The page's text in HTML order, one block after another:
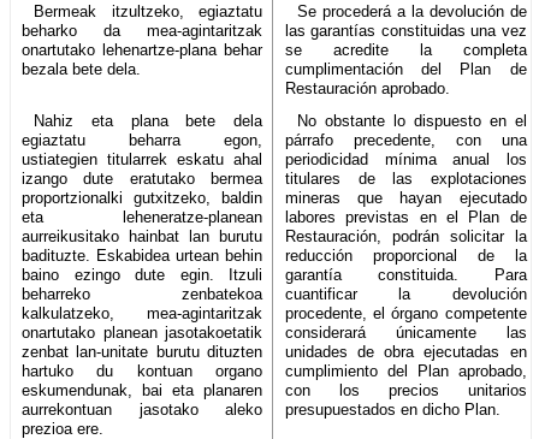
Bermeak itzultzeko, egiaztatu
beharko da mea-agintaritzak
onartutako lehenartze-plana behar
bezala bete dela.
Se procederá a la devolución de
las garantías constituidas una vez
se acredite la completa
cumplimentación del Plan de
Restauración aprobado.
Nahiz eta plana bete dela
egiaztatu beharra egon,
ustiategien titularrek eskatu ahal
izango dute eratutako bermea
proportzionalki gutxitzeko, baldin
eta leheneratze-planean
aurreikusitako hainbat lan burutu
badituzte. Eskabidea urtean behin
baino ezingo dute egin. Itzuli
beharreko zenbatekoa
kalkulatzeko, mea-agintaritzak
onartutako planean jasotakoetatik
zenbat lan-unitate burutu dituzten
hartuko du kontuan organo
eskumendunak, bai eta planaren
aurrekontuan jasotako aleko
prezioa ere.
No obstante lo dispuesto en el
párrafo precedente, con una
periodicidad mínima anual los
titulares de las explotaciones
mineras que hayan ejecutado
labores previstas en el Plan de
Restauración, podrán solicitar la
reducción proporcional de la
garantía constituida. Para
cuantificar la devolución
procedente, el órgano competente
considerará únicamente las
unidades de obra ejecutadas en
cumplimiento del Plan aprobado,
con los precios unitarios
presupuestados en dicho Plan.